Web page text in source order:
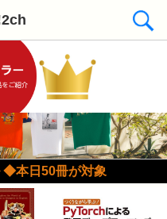
◆本日50冊が対象